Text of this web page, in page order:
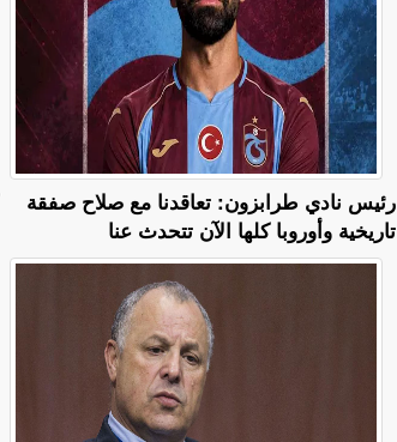
رئيس نادي طرابزون: تعاقدنا مع صلاح صفقة
تاريخية وأوروبا كلها الآن تتحدث عنا